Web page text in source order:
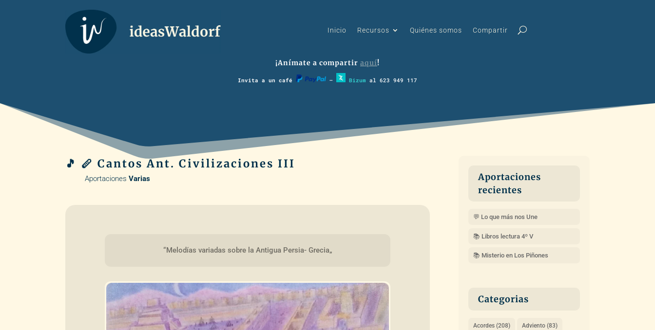
Inicio Recursos Quiénes somos Compartir
¡Anímate a compartir aquí!
Invita a un café – Bizum al 623 949 117
🎵 🪈 Cantos Ant. Civilizaciones III
AportacionesVarias
“Melodías variadas sobre la Antigua Persia- Grecia„
Aportaciones
recientes
💬 Lo que más nos Une
📚 Libros lectura 4º V
📚 Misterio en Los Piñones
Categorias
Acordes(208) Adviento(83)